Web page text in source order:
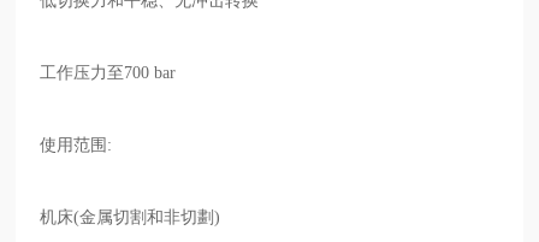
工作压力至700 bar
使用范围:
机床(金属切割和非切劃)